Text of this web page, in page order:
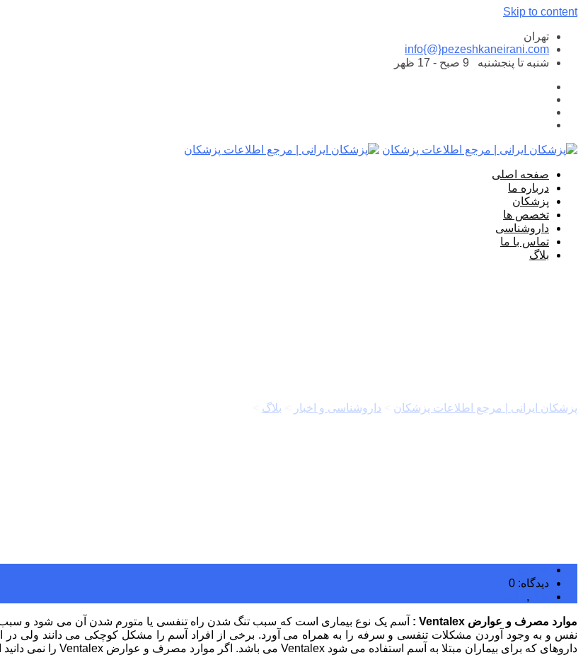
Skip to content
تهران
info{@}pezeshkaneirani.com
شنبه تا پنجشنبه
صفحه اصلی
درباره ما
پزشکان
تخصص ها
داروشناسی
تماس با ما
بلاگ
پزشکان ایرانی | مرجع اطلاعات پزشکان داروشناسی و اخبار بلاگ
دیدگاه: 0
,
موارد مصرف و عوارض Ventalex :
آسم یک نوع بیماری است که سبب تنگ شدن راه تنفسی یا متورم شدن آن می شود و سبب
نفس و به وجود آوردن مشکلات تنفسی و سرفه را به همراه می آورد. برخی از افراد آسم را مشکل کوچکی می دانند ولی در
داروهای که برای بیماران مبتلا به آسم استفاده می شود Ventalex می باشد. اگر موارد مصرف و عوارض Ventalex را نمی دانید ادامه این پست را مطالعه کنید.